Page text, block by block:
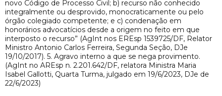
novo Código de Processo Civil; b) recurso não conhecido
integralmente ou desprovido, monocraticamente ou pelo
órgão colegiado competente; e c) condenação em
honorários advocatícios desde a origem no feito em que
interposto o recurso” (AgInt nos EREsp 1539725/DF, Relator
Ministro Antonio Carlos Ferreira, Segunda Seção, DJe
19/10/2017). 5. Agravo interno a que se nega provimento.
(AgInt no AREsp n. 2.201.642/DF, relatora Ministra Maria
Isabel Gallotti, Quarta Turma, julgado em 19/6/2023, DJe de
22/6/2023)